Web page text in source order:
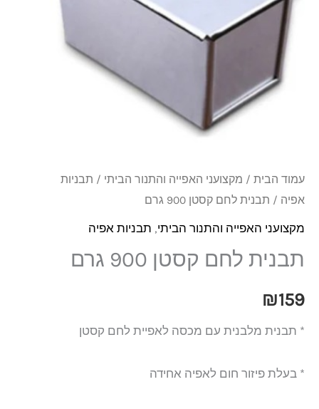
עמוד הבית / מקצועני האפייה והתנור הביתי / תבניות
אפיה / תבנית לחם קסטן 900 גרם
מקצועני האפייה והתנור הביתי, תבניות אפיה
תבנית לחם קסטן 900 גרם
₪159
* תבנית מלבנית עם מכסה לאפיית לחם קסטן
* בעלת פיזור חום לאפיה אחידה
900
גרם